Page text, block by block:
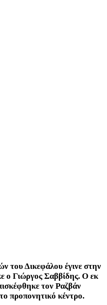
του Δικεφάλου έγινε στην
ο Γιώργος Σαββίδης. Ο εκ
τον Ραζβάν
προπονητικό κέντρο.